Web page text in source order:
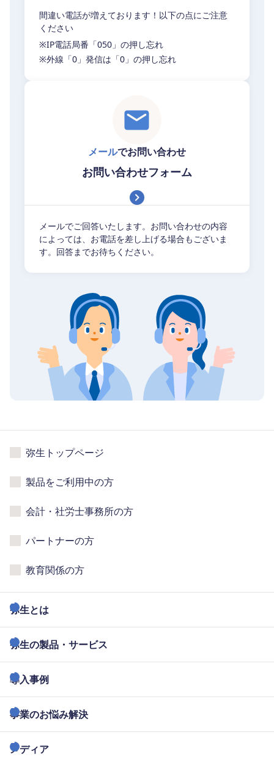
間違い電話が増えております！以下の点にご注意
ください
※IP電話局番「050」の押し忘れ
※外線「0」発信は「0」の押し忘れ
メールでお問い合わせ
お問い合わせフォーム
メールでご回答いたします。お問い合わせの内容
によっては、お電話を差し上げる場合もございま
す。回答までお待ちください。
弥生トップページ
製品をご利用中の方
会計・社労士事務所の方
パートナーの方
教育関係の方
弥生とは
弥生の製品・サービス
導入事例
事業のお悩み解決
メディア